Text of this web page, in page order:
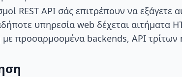
REST API σάς επιτρέπουν να εξάγετε
υπηρεσία web δέχεται αιτήματα
προσαρμοσμένα backends, API τρίτων